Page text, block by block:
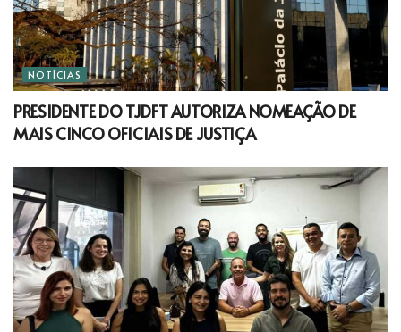
NOTÍCIAS
PRESIDENTE DO TJDFT AUTORIZA NOMEAÇÃO DE
MAIS CINCO OFICIAIS DE JUSTIÇA